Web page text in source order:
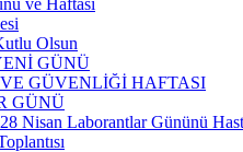
Olsun
GÜNÜ
GÜVENLİĞİ HAFTASI
GÜNÜ
28 Nisan Laborantlar Gününü